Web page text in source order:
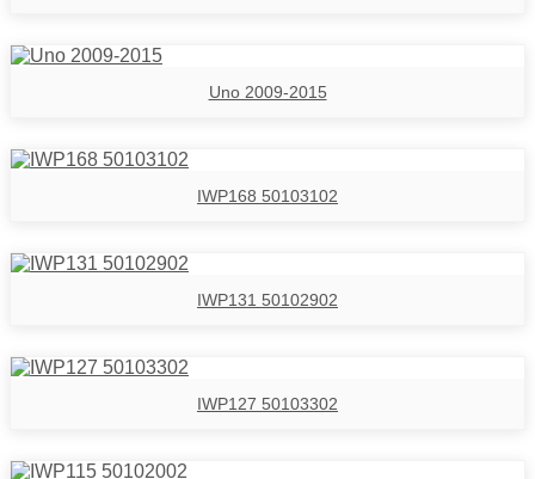
Uno 2009-2015
IWP168 50103102
IWP131 50102902
IWP127 50103302